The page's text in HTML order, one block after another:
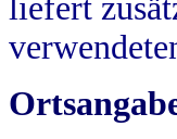
liefert